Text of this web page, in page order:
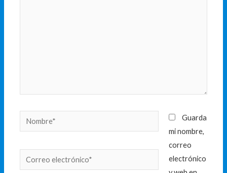
Nombre*
Correo
electrónico*
Guarda
mi nombre,
correo
electrónico